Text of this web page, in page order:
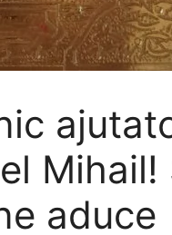
Mihail!
aduce